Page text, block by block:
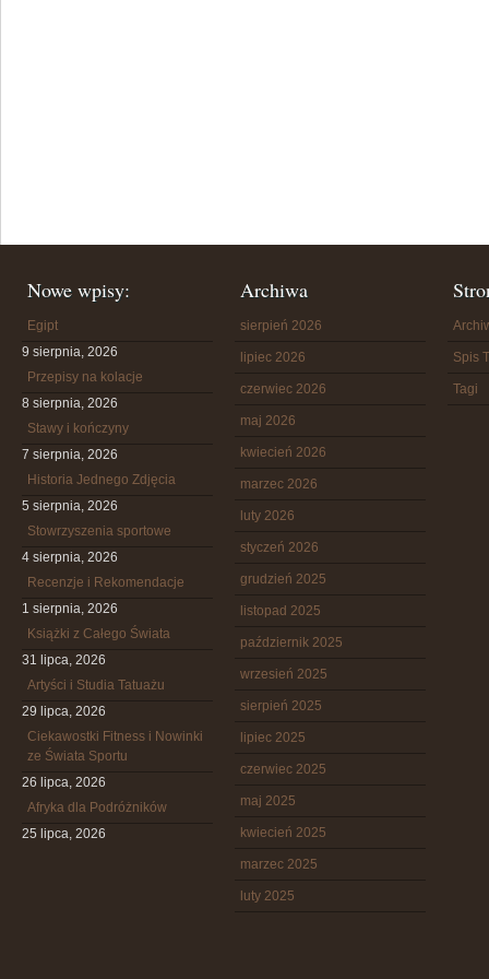
Nowe wpisy:
Egipt
9 sierpnia, 2026
Przepisy na kolacje
8 sierpnia, 2026
Stawy i kończyny
7 sierpnia, 2026
Historia Jednego Zdjęcia
5 sierpnia, 2026
Stowrzyszenia sportowe
4 sierpnia, 2026
Recenzje i Rekomendacje
1 sierpnia, 2026
Książki z Całego Świata
31 lipca, 2026
Artyści i Studia Tatuażu
29 lipca, 2026
Ciekawostki Fitness i Nowinki
ze Świata Sportu
26 lipca, 2026
Afryka dla Podróżników
25 lipca, 2026
Archiwa
sierpień 2026
lipiec 2026
czerwiec 2026
maj 2026
kwiecień 2026
marzec 2026
luty 2026
styczeń 2026
grudzień 2025
listopad 2025
październik 2025
wrzesień 2025
sierpień 2025
lipiec 2025
czerwiec 2025
maj 2025
kwiecień 2025
marzec 2025
luty 2025
Spis
Tagi